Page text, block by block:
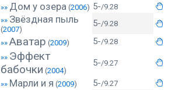
»» Дом у озера (2006) 5-/9.28
»» Звёздная пыль
(2007)
5-/9.28
»» Аватар (2009) 5-/9.28
»» Эффект
бабочки (2004)
5-/9.27
»» Марли и я (2009) 5-/9.27